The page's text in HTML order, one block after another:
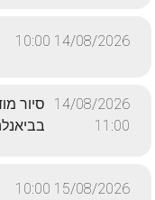
14/08/2026 10:00
14/08/2026
11:00
סיור
15/08/2026 10:00